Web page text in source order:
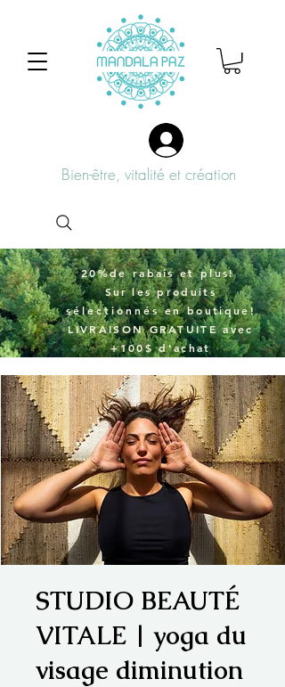
Bien-être, vitalité et création
20%de rabais et plus!
Surles produits
sélectionnésen boutique!
LIVRAISON GRATUITE avec
+100$ d'achat
STUDIO BEAUTÉ
VITALE | yoga du
visage diminution